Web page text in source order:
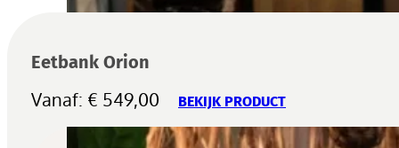
Eetbank Orion
Vanaf: € 549,00 BEKIJK PRODUCT